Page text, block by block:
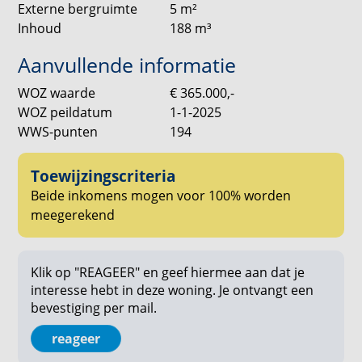
Hiervoor verwijzen we je door naar onze website.
Borg
Verhuurder kan om haar moverende redenen borg
vragen. Dit kan o.a. afhankelijk zijn van de
werksituatie van de kandidaten.
Huurprijswijziging
Voor huurwoningen met een geliberaliseerde
huurprijs geldt een jaarlijkse huurverhoging van
maximaal CPI +3%, tenzij er in enig jaar door de
Rijksoverheid een andere maximale
zelfstandige huurwoningen is vastgesteld. In het
geval van een gereguleerde huurprijs bepaalt de
Rijksoverheid jaarlijks het percentage van de
huurverhoging.
Externe bergruimte
5 m²
Inhoud
188 m³
Aanvullende informatie
WOZ waarde
€ 365.000,-
WOZ peildatum
1-1-2025
WWS-punten
194
Toewijzingscriteria
Beide inkomens mogen voor 100% worden
meegerekend
Klik op "REAGEER" en geef hiermee aan dat je
interesse hebt in deze woning. Je ontvangt een
bevestiging per mail.
reageer